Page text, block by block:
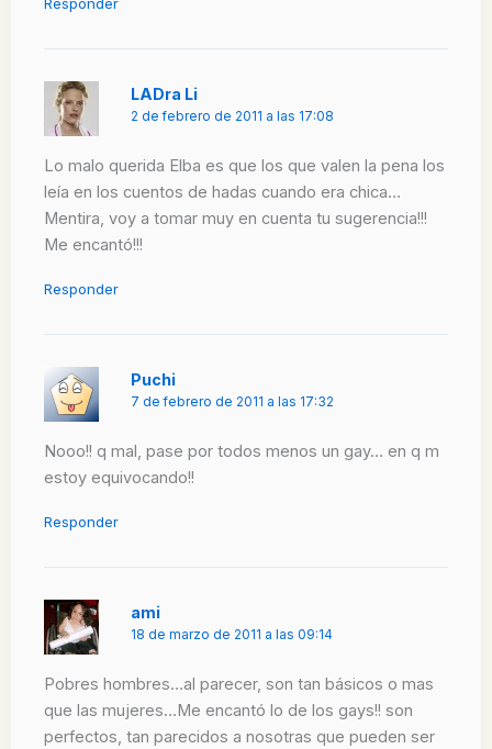
LADra Li
2 de febrero de 2011 a las 17:08
Lo malo querida Elba es que los que valen la pena los
leía en los cuentos de hadas cuando era chica…
Mentira, voy a tomar muy en cuenta tu sugerencia!!!
Me encantó!!!
Responder
Puchi
7 de febrero de 2011 a las 17:32
Nooo!! q mal, pase por todos menos un gay… en q m
estoy equivocando!!
Responder
ami
18 de marzo de 2011 a las 09:14
Pobres hombres…al parecer, son tan básicos o mas
que las mujeres…Me encantó lo de los gays!! son
perfectos, tan parecidos a nosotras que pueden ser